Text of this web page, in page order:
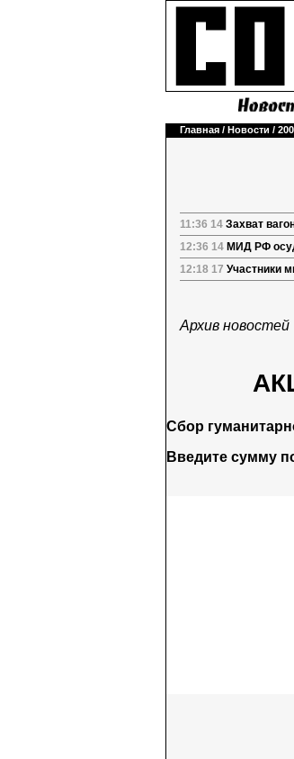
Главная / Новости /
11:36 14 Захват
12:36 14 МИД РФ
12:18 17 Участники
Архив новостей
Сбор
Введите сумму